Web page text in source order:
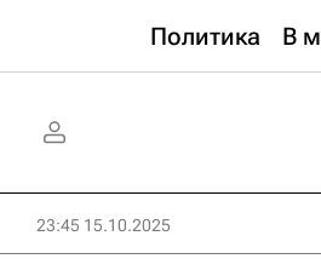
Политика В
23:45 15.10.2025